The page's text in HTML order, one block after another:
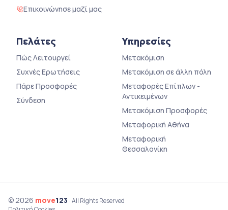
Επικοινώνησε μαζί μας
Πελάτες
Πώς Λειτουργεί
Συχνές Ερωτήσεις
Πάρε Προσφορές
Σύνδεση
Υπηρεσίες
Μετακόμιση
Μετακόμιση σε άλλη πόλη
Μεταφορές Επίπλων -
Αντικειμένων
Μετακόμιση Προσφορές
Μεταφορική Αθήνα
Μεταφορική
Θεσσαλονίκη
© 2026 move123 · All Rights Reserved